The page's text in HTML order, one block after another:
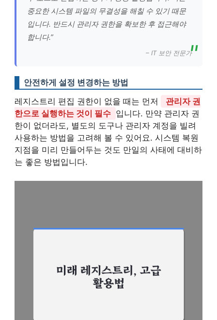
중요한 시스템 파일의 무결성을 해칠 수 있기 때문
입니다. 반드시 관리자 권한을 확보한 후 접근해야
합니다.”
– IT 보안 전문가
안전하게 설정 변경하는 방법
레지스트리 편집 권한이 없을 때는 먼저
관리자 권
한으로 실행하는 것이 필수 입니다. 만약 관리자 권
한이 없더라도, 별도의 도구나 관리자 계정을 빌려
사용하는 방법을 고려해 볼 수 있어요. 시스템 복원
지점을 미리 만들어두는 것도 만일의 사태에 대비하
는 좋은 방법입니다.